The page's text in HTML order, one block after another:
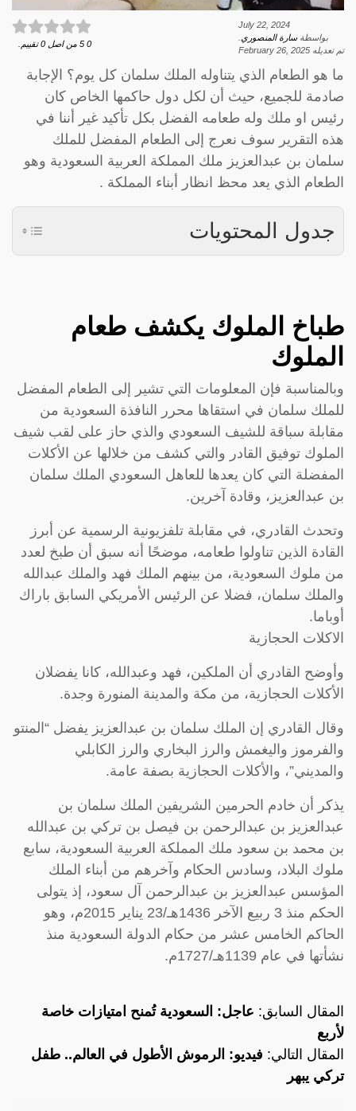
July 22, 2024
بواسطةسارة المنصوري
تم تعديله February 26, 2025
0
5 من اصل 0 تقييم.
ما هو الطعام الذي يتناوله الملك سلمان كل يوم؟ الإجابة
صادمة للجميع، حيث أن لكل دول حاكمها الخاص كان
رئيس او ملك وله طعامه الفضل بكل تأكيد غير أننا في
هذه التقرير سوف نعرج إلى الطعام المفضل للملك
سلمان بن عبدالعزيز ملك المملكة العربية السعودية وهو
الطعام الذي يعد محظ انظار أبناء المملكة .
جدول المحتويات
طباخ الملوك يكشف طعام
الملوك
وبالمناسبة فإن المعلومات التي تشير إلى الطعام المفضل
للملك سلمان في استقاها محرر النافذة السعودية من
مقابلة سباقة للشيف السعودي والذي حاز على لقب شيف
الملوك توفيق القادر والتي كشف من خلالها عن الأكلات
المفضلة التي كان يعدها للعاهل السعودي الملك سلمان
بن عبدالعزيز، وقادة آخرين.
وتحدث القادري، في مقابلة تلفزيونية الرسمية عن أبرز
القادة الذين تناولوا طعامه، موضحًا أنه سبق أن طبخ لعدد
من ملوك السعودية، من بينهم الملك فهد والملك عبدالله
والملك سلمان، فضلا عن الرئيس الأمريكي السابق باراك
أوباما.
الاكلات الحجازية
وأوضح القادري أن الملكين، فهد وعبدالله، كانا يفضلان
الأكلات الحجازية، من مكة والمدينة المنورة وجدة.
وقال القادري إن الملك سلمان بن عبدالعزيز يفضل “المنتو
والفرموز واليغمش والرز البخاري والرز الكابلي
والمديني”، والأكلات الحجازية بصفة عامة.
يذكر أن خادم الحرمين الشريفين الملك سلمان بن
عبدالعزيز بن عبدالرحمن بن فيصل بن تركي بن عبدالله
بن محمد بن سعود ملك المملكة العربية السعودية، سابع
ملوك البلاد، وسادس الحكام وآخرهم من أبناء الملك
المؤسس عبدالعزيز بن عبدالرحمن آل سعود، إذ يتولى
الحكم منذ 3 ربيع الآخر 1436هـ/23 يناير 2015م، وهو
الحاكم الخامس عشر من حكام الدولة السعودية منذ
نشأتها في عام 1139هـ/1727م.
المقال السابق: عاجل: السعودية تُمنح امتيازات خاصة
لأربع
المقال التالي: فيديو: الرموش الأطول في العالم.. طفل
تركي يبهر